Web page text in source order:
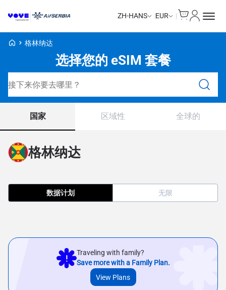
ZH-HANS EUR
Voye Homepage
格林纳达
选择您的 eSIM 套餐
国家 区域性 全球的
格林纳达
数据计划 无限
Traveling with family?
Save more with a Family Plan.
View Plans